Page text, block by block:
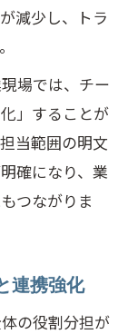
減少し、トラ
場では、チー
」することが
当範囲の明文
確になり、業
つながりま
連携強化
の役割分担が